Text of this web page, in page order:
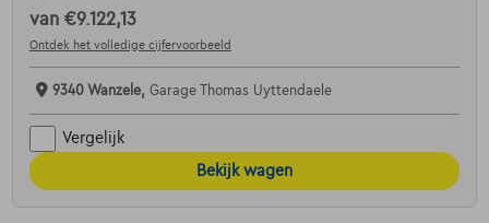
van €9.122,13
Ontdek het volledige cijfervoorbeeld
9340 Wanzele, Garage Thomas Uyttendaele
Vergelijk
Bekijk wagen